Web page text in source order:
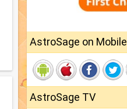
AstroSage on Mobile
AstroSage TV